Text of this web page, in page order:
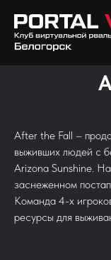
After the Fall –
выживших людей с
Arizona Sunshine.
заснеженном
Команда 4-х
ресурсы для